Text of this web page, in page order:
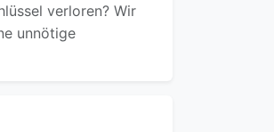
verloren? Wir
unnötige